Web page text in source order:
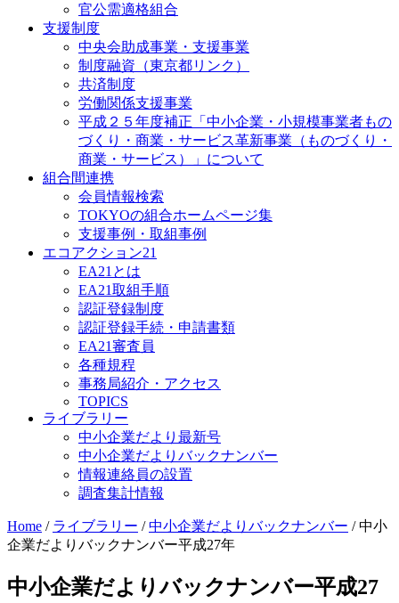
官公需適格組合
支援制度
中央会助成事業・支援事業
制度融資（東京都リンク）
共済制度
労働関係支援事業
平成２５年度補正「中小企業・小規模事業者もの
づくり・商業・サービス革新事業（ものづくり・
商業・サービス）」について
組合間連携
会員情報検索
TOKYOの組合ホームページ集
支援事例・取組事例
エコアクション21
EA21とは
EA21取組手順
認証登録制度
認証登録手続・申請書類
EA21審査員
各種規程
事務局紹介・アクセス
TOPICS
ライブラリー
中小企業だより最新号
中小企業だよりバックナンバー
情報連絡員の設置
調査集計情報
Home / ライブラリー /中小企業だよりバックナンバー /中小
企業だよりバックナンバー平成27年
中小企業だよりバックナンバー平成27